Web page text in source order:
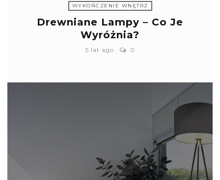
WYKOŃCZENIE WNĘTRZ
Drewniane Lampy – Co Je
Wyróżnia?
5 lat ago 0